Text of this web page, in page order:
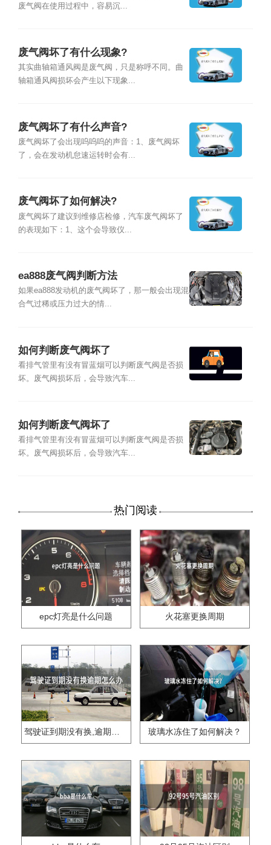
废气阀在使用过程中，容易沉...
废气阀坏了有什么现象?
其实曲轴箱通风阀是废气阀，只是称呼不同。曲
轴箱通风阀损坏会产生以下现象...
废气阀坏了有什么声音?
废气阀坏了会出现呜呜呜的声音：1、废气阀坏
了，会在发动机怠速运转时会有...
废气阀坏了如何解决?
废气阀坏了建议到维修店检修，汽车废气阀坏了
的表现如下：1、这个会导致仪...
ea888废气阀判断方法
如果ea888发动机的废气阀坏了，那一般会出现混
合气过稀或压力过大的情...
如何判断废气阀坏了
看排气管里有没有冒蓝烟可以判断废气阀是否损
坏。废气阀损坏后，会导致汽车...
如何判断废气阀坏了
看排气管里有没有冒蓝烟可以判断废气阀是否损
坏。废气阀损坏后，会导致汽车...
热门阅读
epc灯亮是什么问题 火花塞更换周期
驾驶证到期没有换,逾期怎么办?? 玻璃水冻住了如何解决？